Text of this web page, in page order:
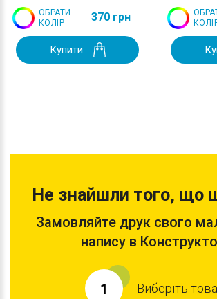
ОБРАТИ
КОЛІР
370 грн
Купити
Не знайшли того, що
Замовляйте друк свого
напису в
1 Виберіть